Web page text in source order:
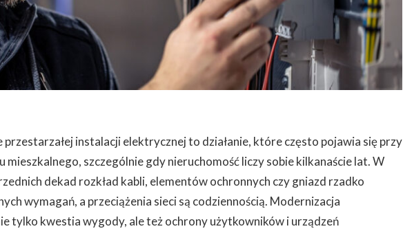
przestarzałej instalacji elektrycznej to działanie, które często pojawia się przy
mieszkalnego, szczególnie gdy nieruchomość liczy sobie kilkanaście lat. W
dekad rozkład kabli, elementów ochronnych czy gniazd rzadko
wymagań, a przeciążenia sieci są codziennością. Modernizacja
tylko kwestia wygody, ale też ochrony użytkowników i urządzeń